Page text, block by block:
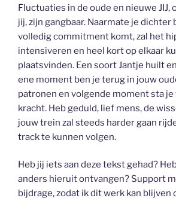
Fluctuaties in de oude en nieuwe JIJ,
jij, zijn gangbaar. Naarmate je dichter
volledig commitment komt, zal het
intensiveren en heel kort op elkaar
plaatsvinden. Een soort Jantje huilt
ene moment ben je terug in jouw
patronen en volgende moment sta
kracht. Heb geduld, lief mens, de
jouw trein zal steeds harder gaan
track te kunnen volgen.
Heb jij iets aan deze tekst gehad?
anders hieruit ontvangen? Support
bijdrage, zodat ik dit werk kan blijven